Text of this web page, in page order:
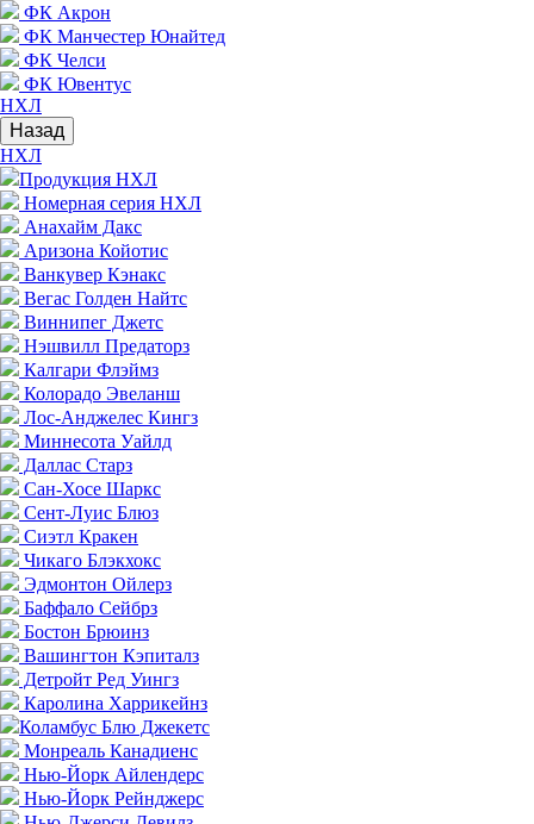
ФК Акрон
ФК Манчестер Юнайтед
ФК Челси
ФК Ювентус
НХЛ
Назад
НХЛ
Продукция НХЛ
Номерная серия НХЛ
Анахайм Дакс
Аризона Койотис
Ванкувер Кэнакс
Вегас Голден Найтс
Виннипег Джетс
Нэшвилл Предаторз
Калгари Флэймз
Колорадо Эвеланш
Лос-Анджелес Кингз
Миннесота Уайлд
Даллас Старз
Сан-Хосе Шаркс
Сент-Луис Блюз
Сиэтл Кракен
Чикаго Блэкхокс
Эдмонтон Ойлерз
Баффало Сейбрз
Бостон Брюинз
Вашингтон Кэпиталз
Детройт Ред Уингз
Каролина Харрикейнз
Коламбус Блю Джекетс
Монреаль Канадиенс
Нью-Йорк Айлендерс
Нью-Йорк Рейнджерс